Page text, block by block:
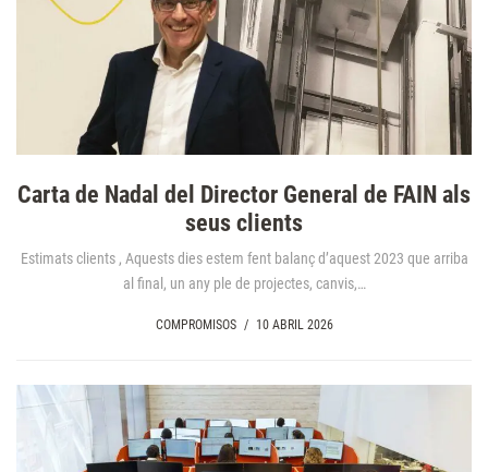
Carta de Nadal del Director General de FAIN als
seus clients
Estimats clients , Aquests dies estem fent balanç d’aquest 2023 que arriba
al final, un any ple de projectes, canvis,…
COMPROMISOS / 10 ABRIL 2026